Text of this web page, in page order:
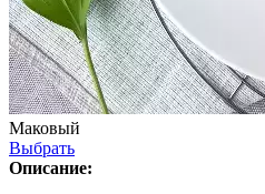
Маковый
Выбрать
Описание: